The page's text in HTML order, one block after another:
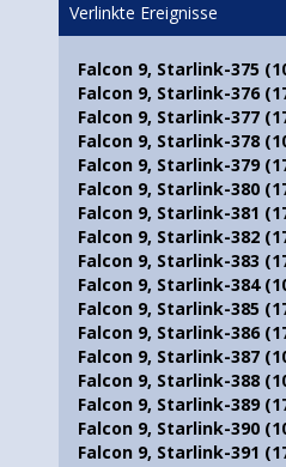
Verlinkte Ereignisse
Falcon 9, Starlink-375
Falcon 9, Starlink-376
Falcon 9, Starlink-377
Falcon 9, Starlink-378
Falcon 9, Starlink-379
Falcon 9, Starlink-380
Falcon 9, Starlink-381
Falcon 9, Starlink-382
Falcon 9, Starlink-383
Falcon 9, Starlink-384
Falcon 9, Starlink-385
Falcon 9, Starlink-386
Falcon 9, Starlink-387
Falcon 9, Starlink-388
Falcon 9, Starlink-389
Falcon 9, Starlink-390
Falcon 9, Starlink-391